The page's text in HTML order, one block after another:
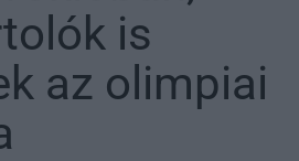
is
az olimpiai